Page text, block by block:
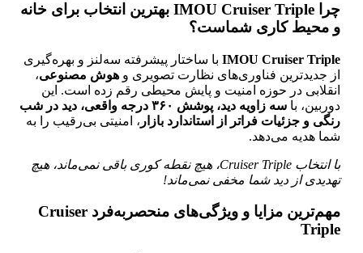
چرا IMOU Cruiser Triple بهترین انتخاب برای خانه
و محیط کاری شماست؟
IMOU Cruiser Triple با ساختار پیشرفته سه‌لنز و بهره‌گیری
از جدیدترین فناوری‌های نظارت تصویری و هوش مصنوعی،
انقلابی در حوزه امنیت و پایش محیطی رقم زده است. این
دوربین، با
سه زاویه دید، پوشش ۳۶۰ درجه واقعی، دید در شب
رنگی و جزئیات فراتر از استاندارد بازار ، امنیتی بی‌رقیب را به
شما هدیه می‌دهد.
با انتخاب Cruiser Triple، هیچ نقطه کوری باقی نمی‌ماند، هیچ
تهدیدی از دید شما مخفی نمی‌ماند!
مهم‌ترین مزایا و ویژگی‌های منحصربه‌فرد Cruiser
Triple